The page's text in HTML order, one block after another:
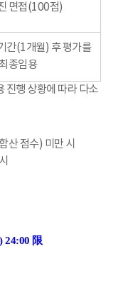
면접(100점)
간(1개월) 후 평가를
종임용
진행 상황에 따라 다소
산 점수) 미만 시
24:00 限